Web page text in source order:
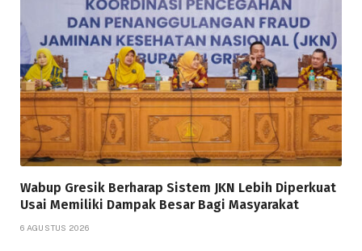
Wabup Gresik Berharap Sistem JKN Lebih Diperkuat
Usai Memiliki Dampak Besar Bagi Masyarakat
6 AGUSTUS 2026